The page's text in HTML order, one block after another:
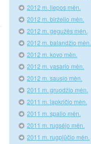
2012 m. liepos mėn.
2012 m. birželio mėn.
2012 m. gegužės mėn.
2012 m. balandžio mėn.
2012 m. kovo mėn.
2012 m. vasario mėn.
2012 m. sausio mėn.
2011 m. gruodžio mėn.
2011 m. lapkričio mėn.
2011 m. spalio mėn.
2011 m. rugsėjo mėn.
2011 m. rugpjūčio mėn.